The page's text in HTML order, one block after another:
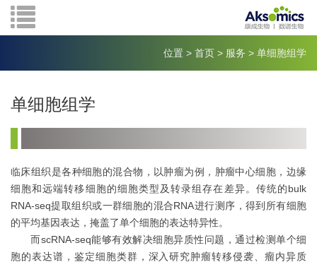
位置 > 首页 > 服务 > 单细胞组学
单细胞组学
临床组织是各种细胞的混合物，以肿瘤为例，肿瘤中心细胞，边缘
细胞和远端转移细胞的细胞类型及转录组存在差异。传统的bulk
RNA-seq提取组织或一群细胞的混合RNA进行测序，得到所有细胞
的平均基因表达，掩盖了单个细胞的表达特异性。
而scRNA-seq能够有效解决细胞异质性问题，通过检测单个细
胞的表达谱，鉴定细胞类群，深入研究肿瘤转移侵袭、瘤内异质